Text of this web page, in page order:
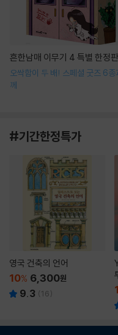
흔한남매 이무기 4 특별 한정판
오싹함이 두 배! 스페셜 굿즈 6종
께
#기간한정특가
영국 건축의 언어
10% 6,300원
9.3 (16)